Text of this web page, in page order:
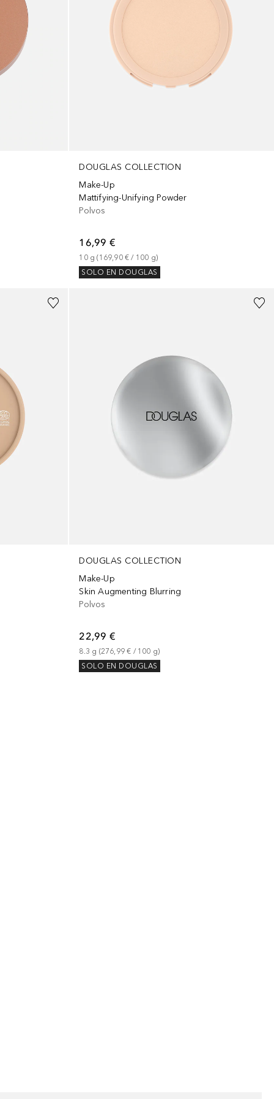
DOUGLAS COLLECTION
Make-Up
Mattifying-Unifying Powder
Polvos
16,99 €
10 g (169,90 € / 100 g)
SOLO EN DOUGLAS
DOUGLAS COLLECTION
Make-Up
Skin Augmenting Blurring
Polvos
22,99 €
8.3 g (276,99 € / 100 g)
SOLO EN DOUGLAS